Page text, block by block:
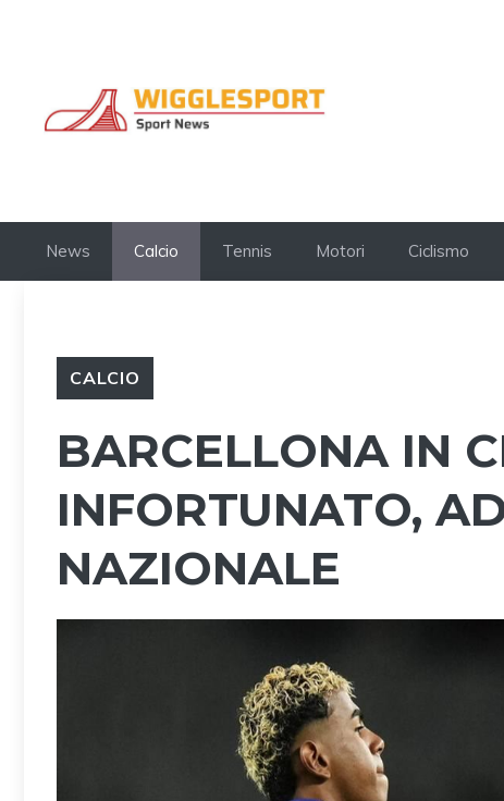
News Calcio Tennis Motori Ciclismo
CALCIO
BARCELLONA IN
INFORTUNATO,
NAZIONALE